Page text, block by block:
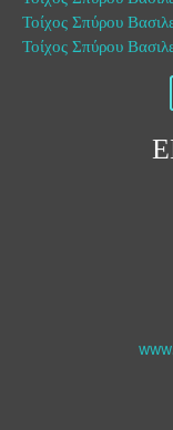
Τοίχος Σπύρου
Τοίχος Σπύρου